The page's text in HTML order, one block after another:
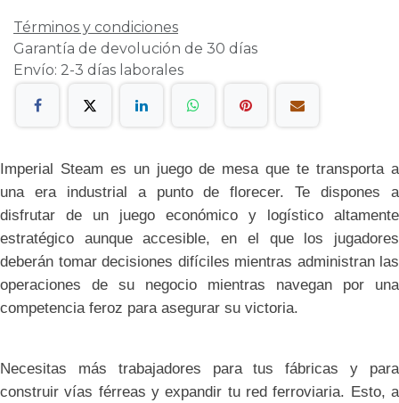
Términos y condiciones
Garantía de devolución de 30 días
Envío: 2-3 días laborales
Imperial Steam es un juego de mesa que te transporta a
una era industrial a punto de florecer. Te dispones a
disfrutar de un juego económico y logístico altamente
estratégico aunque accesible, en el que los jugadores
deberán tomar decisiones difíciles mientras administran las
operaciones de su negocio mientras navegan por una
competencia feroz para asegurar su victoria.
Necesitas más trabajadores para tus fábricas y para
construir vías férreas y expandir tu red ferroviaria. Esto, a